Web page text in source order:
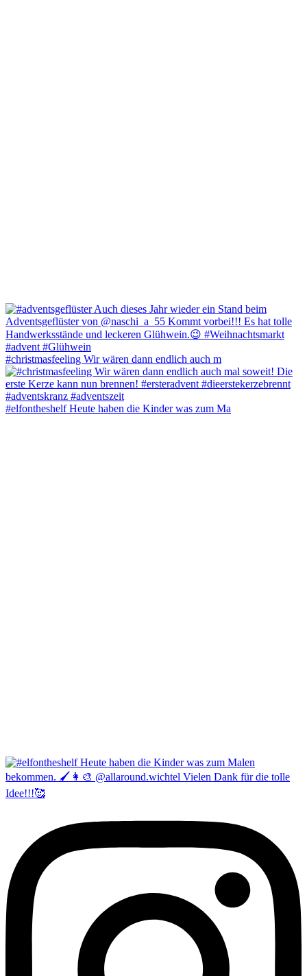
#christmasfeeling Wir wären dann endlich auch m
#elfontheshelf Heute haben die Kinder was zum Ma